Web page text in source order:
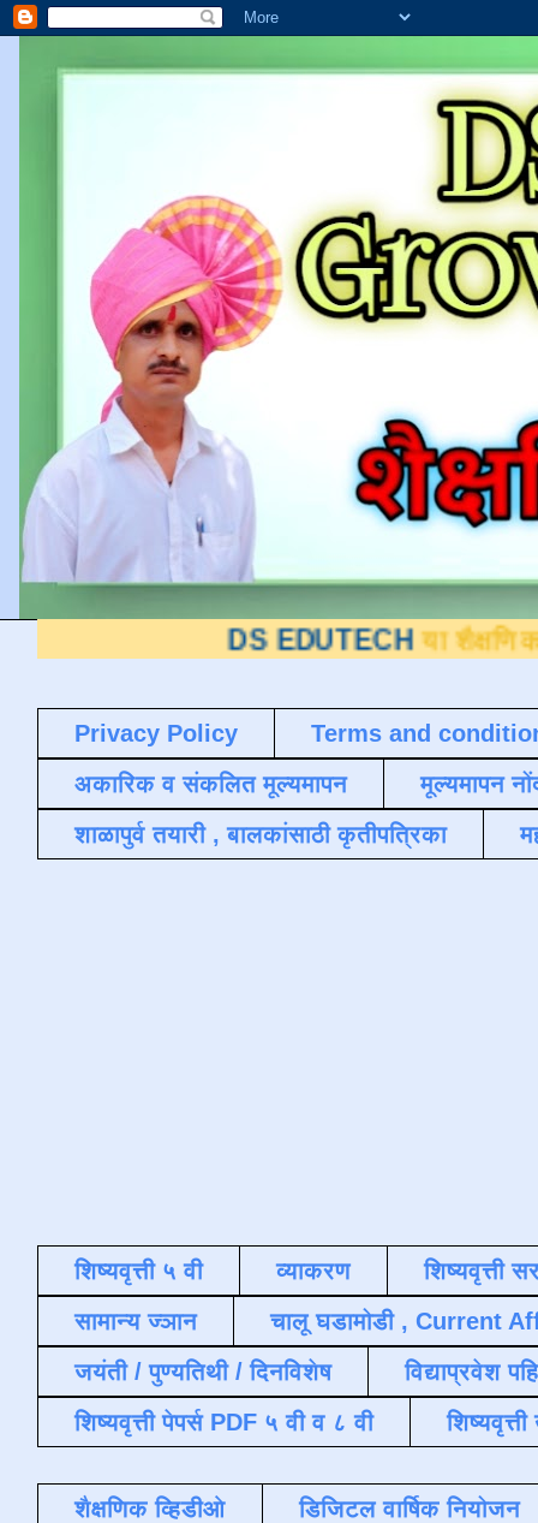
DS EDUTECH या शैक्षणिक ब्लॉगवर
Privacy Policy
Terms and
अकारिक व संकलित मूल्यमापन
मूल्यमापन
शाळापुर्व तयारी , बालकांसाठी कृतीपत्रिका
शिष्यवृत्ती ५ वी व्याकरण
शिष्यवृत्ती
सामान्य ज्ञान
चालू घडामोडी , Current
जयंती / पुण्यतिथी / दिनविशेष
विद्याप्रवेश
शिष्यवृत्ती पेपर्स PDF ५ वी व ८ वी
शैक्षणिक व्हिडीओ
डिजिटल वार्षिक नियोजन